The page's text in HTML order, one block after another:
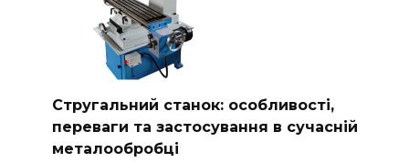
Стругальний станок: особливості,
переваги та застосування в сучасній
металообробці